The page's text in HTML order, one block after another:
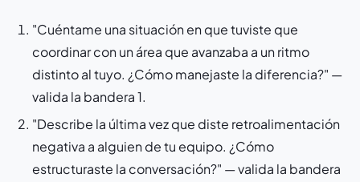
"Cuéntame una situación en que tuviste que
coordinar con un área que avanzaba a un ritmo
distinto al tuyo. ¿Cómo manejaste la diferencia?" —
valida la bandera 1.
"Describe la última vez que diste retroalimentación
negativa a alguien de tu equipo. ¿Cómo
estructuraste la conversación?" — valida la bandera